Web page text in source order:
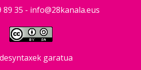
89 35 - info@28kanala.eus
garatua